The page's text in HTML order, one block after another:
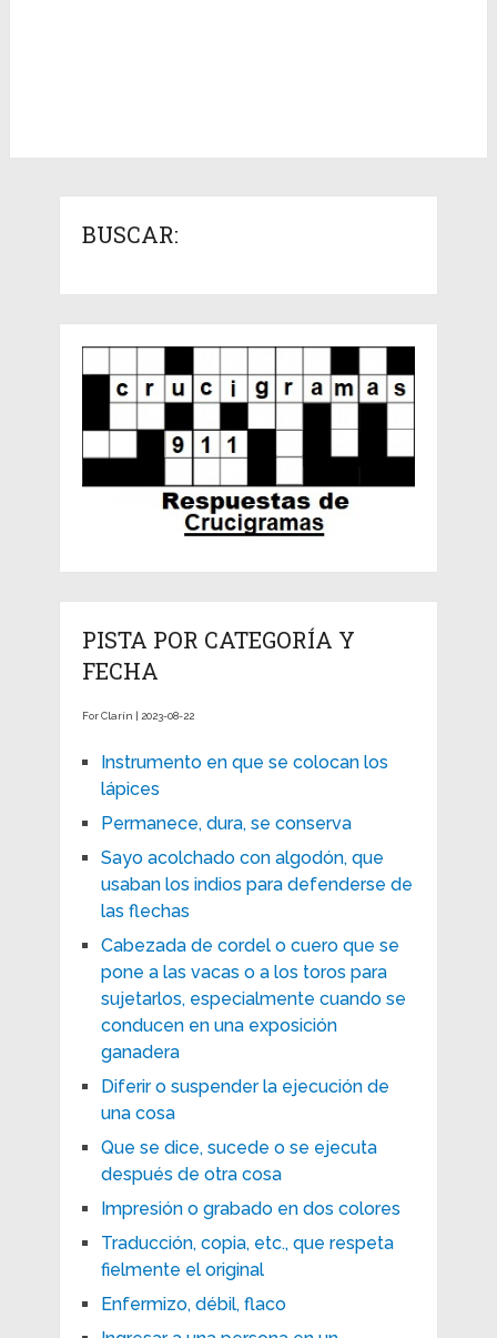
BUSCAR:
PISTA POR CATEGORÍA Y
FECHA
For Clarín | 2023-08-22
Instrumento en que se colocan los
lápices
Permanece, dura, se conserva
Sayo acolchado con algodón, que
usaban los indios para defenderse de
las flechas
Cabezada de cordel o cuero que se
pone a las vacas o a los toros para
sujetarlos, especialmente cuando se
conducen en una exposición
ganadera
Diferir o suspender la ejecución de
una cosa
Que se dice, sucede o se ejecuta
después de otra cosa
Impresión o grabado en dos colores
Traducción, copia, etc., que respeta
fielmente el original
Enfermizo, débil, flaco